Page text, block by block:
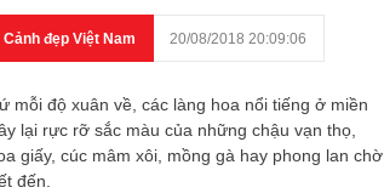
Cảnh đẹp Việt Nam 20/08/2018 20:09:06
mỗi độ xuân về, các làng hoa nổi tiếng ở miền
lại rực rỡ sắc màu của những chậu vạn thọ,
giấy, cúc mâm xôi, mồng gà hay phong lan chờ
đến.